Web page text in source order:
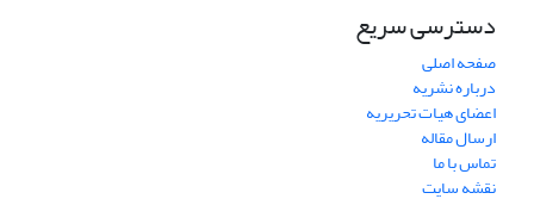
دسترسی سریع
صفحه اصلی
درباره نشریه
اعضای هیات تحریریه
ارسال مقاله
تماس با ما
نقشه سایت